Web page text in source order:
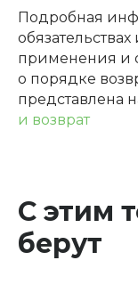
Подробная
применения и
о порядке
представлена
и возврат
С этим
берут